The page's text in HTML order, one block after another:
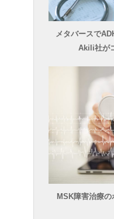
メタバースで
Akili社が
MSK障害治療の